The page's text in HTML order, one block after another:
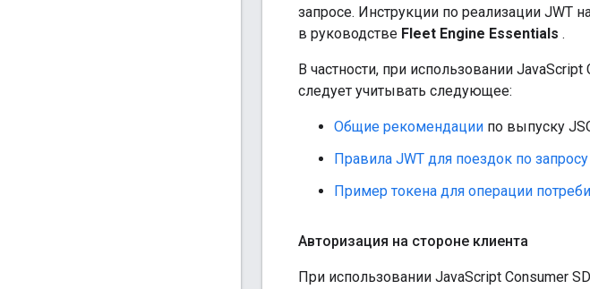
запросе. Инструкции по реализации JWT
в руководстве Fleet Engine Essentials .
В частности, при использовании
следует учитывать следующее:
Общие рекомендации по выпуску
Правила JWT для поездок по запросу
Пример токена для операции
Авторизация на стороне клиента
При использовании JavaScript Consumer